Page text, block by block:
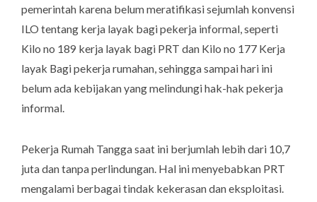
pemerintah karena belum meratifikasi sejumlah konvensi
ILO tentang kerja layak bagi pekerja informal, seperti
Kilo no 189 kerja layak bagi PRT dan Kilo no 177 Kerja
layak Bagi pekerja rumahan, sehingga sampai hari ini
belum ada kebijakan yang melindungi hak-hak pekerja
informal.
Pekerja Rumah Tangga saat ini berjumlah lebih dari 10,7
juta dan tanpa perlindungan. Hal ini menyebabkan PRT
mengalami berbagai tindak kekerasan dan eksploitasi.